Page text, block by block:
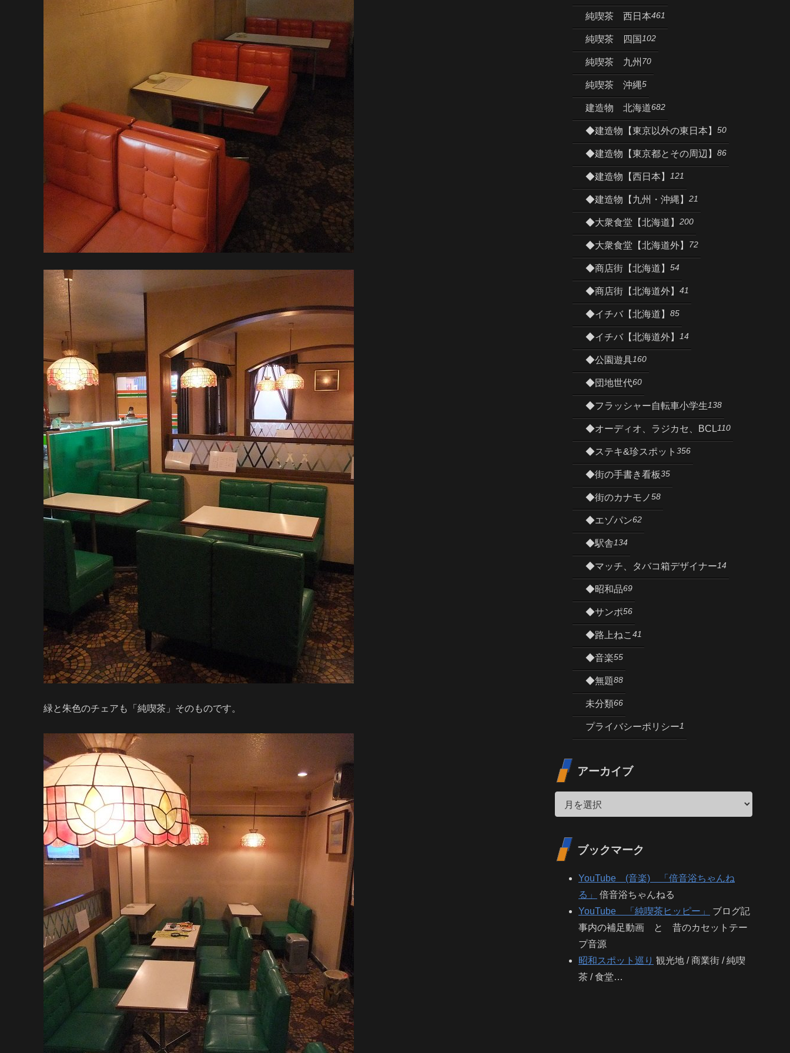
緑と朱色のチェアも「純喫茶」そのものです。
純喫茶 西日本461
純喫茶 四国 102
純喫茶 九州 70
純喫茶 沖縄5
建造物 北海道682
◆建造物【東京以外の東日本】 50
◆建造物【東京都とその周辺】 86
◆建造物【西日本】 121
◆建造物【九州・沖縄】 21
◆大衆食堂【北海道】 200
◆大衆食堂【北海道外】 72
◆商店街【北海道】 54
◆商店街【北海道外】 41
◆イチバ【北海道】 85
◆イチバ【北海道外】 14
◆公園遊具160
◆団地世代60
◆フラッシャー自転車小学生138
◆オーディオ、ラジカセ、BCL110
◆ステキ&珍スポット 356
◆街の手書き看板35
◆街のカナモノ58
◆エゾパン62
◆駅舎134
◆マッチ、タバコ箱デザイナー14
◆昭和品69
◆サンポ56
◆路上ねこ 41
◆音楽55
◆無題88
未分類66
プライバシーポリシー1
アーカイブ
ブックマーク
YouTube (音楽) 「倍音浴ちゃんね
る」
倍音浴ちゃんねる
YouTube 「純喫茶ヒッピー」
ブログ記
事内の補足動画 と 昔のカセットテー
プ音源
昭和スポット巡り 観光地 / 商業街 / 純喫
茶 / 食堂…